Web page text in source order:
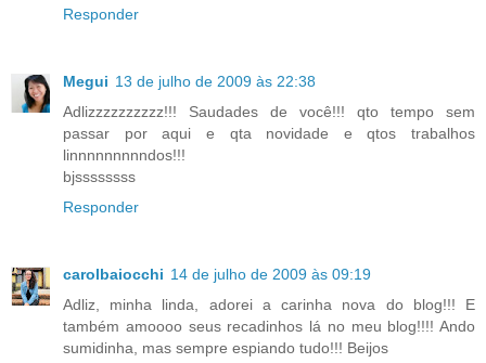
Responder
Megui 13 de julho de 2009 às 22:38
Adlizzzzzzzzzz!!! Saudades de você!!! qto tempo sem
passar por aqui e qta novidade e qtos trabalhos
linnnnnnnnndos!!!
bjssssssss
Responder
carolbaiocchi 14 de julho de 2009 às 09:19
Adliz, minha linda, adorei a carinha nova do blog!!! E
também amoooo seus recadinhos lá no meu blog!!!! Ando
sumidinha, mas sempre espiando tudo!!! Beijos